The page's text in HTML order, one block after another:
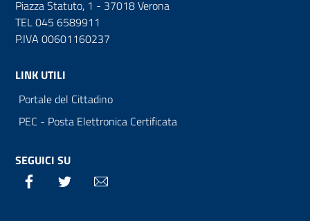
Piazza Statuto, 1 - 37018 Verona
TEL 045 6589911
P.IVA 00601160237
LINK UTILI
Portale del Cittadino
PEC - Posta Elettronica Certificata
SEGUICI SU
Facebook Twitter